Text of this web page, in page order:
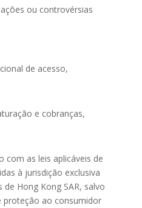
ou controvérsias
de acesso,
e cobranças,
com as leis aplicáveis de
à jurisdição exclusiva
Hong Kong SAR, salvo
proteção ao consumidor